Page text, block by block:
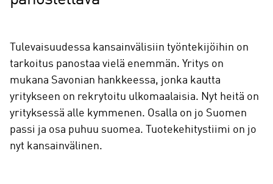
Tulevaisuudessa kansainvälisiin työntekijöihin on
tarkoitus panostaa vielä enemmän. Yritys on
mukana Savonian hankkeessa, jonka kautta
yritykseen on rekrytoitu ulkomaalaisia. Nyt heitä on
yrityksessä alle kymmenen. Osalla on jo Suomen
passi ja osa puhuu suomea. Tuotekehitystiimi on jo
nyt kansainvälinen.